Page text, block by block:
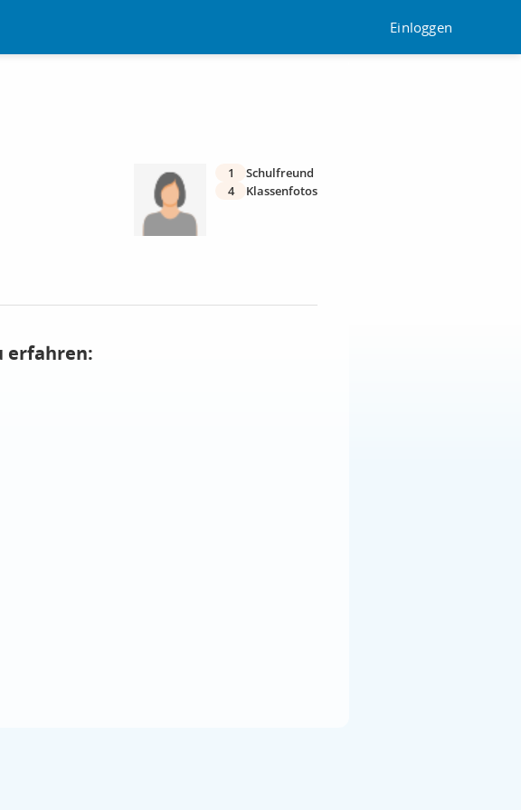
Einloggen
1
Schulfreund
4
Klassenfotos
erfahren: